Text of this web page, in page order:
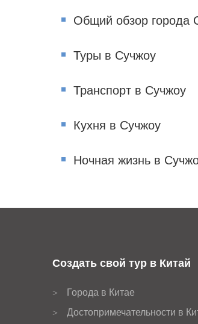
Общий обзор города
Туры в Сучжоу
Транспорт в Сучжоу
Кухня в Сучжоу
Ночная жизнь в
Создать свой тур в Китай
>
Города в Китае
>
Достопримечательности в